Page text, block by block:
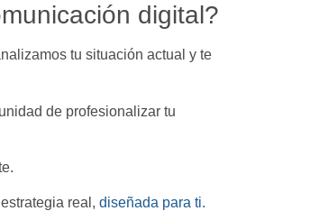
digital?
tu situación actual y te
de profesionalizar tu
real, diseñada para ti.